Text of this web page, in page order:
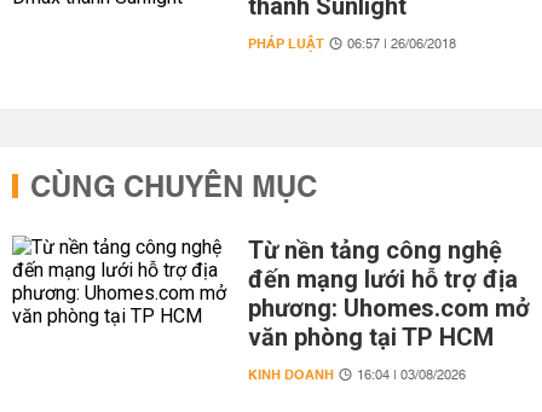
thành Sunlight
PHÁP LUẬT 06:57 | 26/06/2018
CÙNG CHUYÊN MỤC
Từ nền tảng công nghệ
đến mạng lưới hỗ trợ địa
phương: Uhomes.com mở
văn phòng tại TP HCM
KINH DOANH 16:04 | 03/08/2026